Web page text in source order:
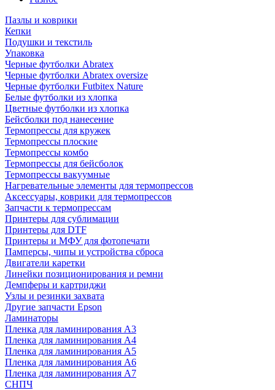
Пазлы и коврики
Кепки
Подушки и текстиль
Упаковка
Черные футболки Abratex
Черные футболки Abratex oversize
Черные футболки Futbitex Nature
Белые футболки из хлопка
Цветные футболки из хлопка
Бейсболки под нанесение
Термопрессы для кружек
Термопрессы плоские
Термопрессы комбо
Термопрессы для бейсболок
Термопрессы вакуумные
Нагревательные элементы для термопрессов
Аксессуары, коврики для термопрессов
Запчасти к термопрессам
Принтеры для сублимации
Принтеры для DTF
Принтеры и МФУ для фотопечати
Памперсы, чипы и устройства сброса
Двигатели каретки
Линейки позиционирования и ремни
Демпферы и картриджи
Узлы и резинки захвата
Другие запчасти Epson
Ламинаторы
Пленка для ламинирования А3
Пленка для ламинирования А4
Пленка для ламинирования А5
Пленка для ламинирования А6
Пленка для ламинирования А7
СНПЧ